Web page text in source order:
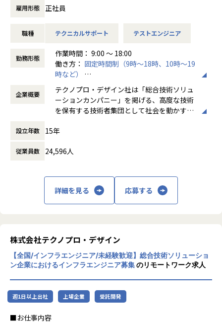
前半は機械設計に必要な力学などを座学ベースで基礎から学
評価まで開発演習を行います。
楽しさを知っていただきながらも、現場配属後に生かせる実
践的な研修内容となっています。
研修内容
機械の基礎・製図を学び、開発演習までを学べる実践的なプ
・機械製図演習
・CATIA（3D設計ソフト
実践的な開発演習
※研修内容・期間は変更になる可能性がございます。
※研修はオンライン（約3ヵ月）と対面（約2週間）を予定し
ております。
■2025年6月入社/28歳/理系大学卒
雇用形態 正社員
職種 テクニカルサポート テストエンジニア
勤務形態
作業時間： 9:00 ～ 18:00
働き方： 固定時間制（9時～18時、10時～19
時など）
時間外労働の有無： 有（月平均20時間）
休憩時間： 60分
企業概要
テクノプロ・デザイン社は「総合技術ソリュ
ーションカンパニー」を掲げる、高度な技術
を保有する技術者集団として社会を動かすこ
に渡ります。いわゆる技術者派遣と呼ばれ
働く場所に関わらない事業支援や最新技術を
用いた研究開発などを行っています。
程プロジェクトの増加といった世の中で技術
者集団として価値提供を行うために、エンジ
ニアが生涯活躍できる環境を考え事業運営を
行っています。
設立年数 15年
従業員数 24,596人
詳細を見る 応募する
株式会社テクノプロ・デザイン
【全国/インフラエンジニア/未経験歓迎】総合技術ソリューショ
ン企業におけるインフラエンジニア募集のリモートワーク求人
週1日以上出社 上場企業 受託開発
■お仕事内容